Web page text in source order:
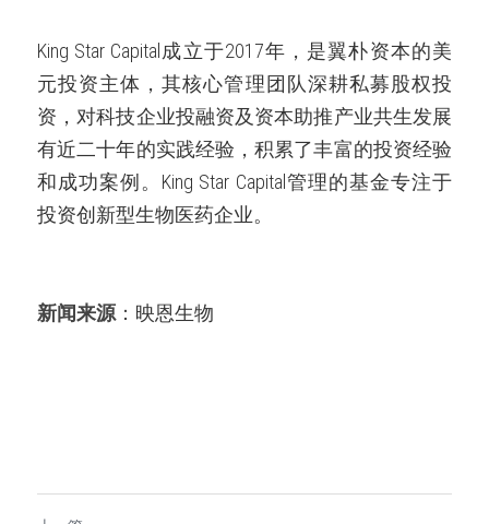
King Star Capital成立于2017年，是翼朴资本的美
元投资主体，其核心管理团队深耕私募股权投
资，对科技企业投融资及资本助推产业共生发展
有近二十年的实践经验，积累了丰富的投资经验
和成功案例。King Star Capital管理的基金专注于
投资创新型生物医药企业。
新闻来源 ： 映恩生物